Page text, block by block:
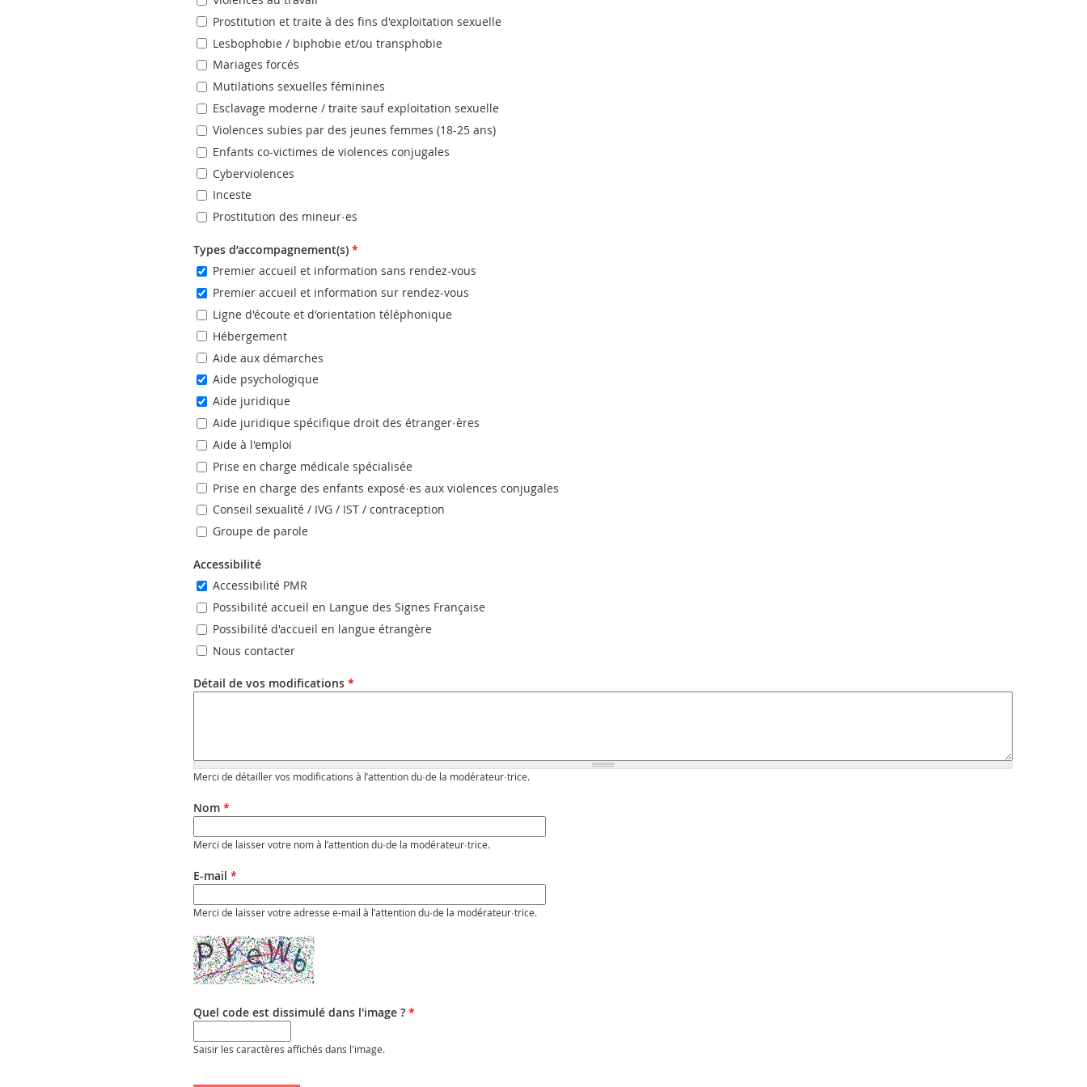
Prostitution et traite à des fins d'exploitation sexuelle
Lesbophobie / biphobie et/ou transphobie
Mariages forcés
Mutilations sexuelles féminines
Esclavage moderne / traite sauf exploitation sexuelle
Violences subies par des jeunes femmes (18-25 ans)
Enfants co-victimes de violences conjugales
Cyberviolences
Inceste
Prostitution des mineur·es
Types d’accompagnement(s) *
Premier accueil et information sans rendez-vous
Premier accueil et information sur rendez-vous
Ligne d'écoute et d'orientation téléphonique
Hébergement
Aide aux démarches
Aide psychologique
Aide juridique
Aide juridique spécifique droit des étranger·ères
Aide à l'emploi
Prise en charge médicale spécialisée
Prise en charge des enfants exposé·es aux violences conjugales
Conseil sexualité / IVG / IST / contraception
Groupe de parole
Accessibilité
Accessibilité PMR
Possibilité accueil en Langue des Signes Française
Possibilité d'accueil en langue étrangère
Nous contacter
Détail de vos modifications *
Merci de détailler vos modifications à l’attention du·de la modérateur·trice.
Nom *
Merci de laisser votre nom à l’attention du·de la modérateur·trice.
E-mail *
Merci de laisser votre adresse e-mail à l’attention du·de la modérateur·trice.
Quel code est dissimulé dans l'image ? *
Saisir les caractères affichés dans l'image.